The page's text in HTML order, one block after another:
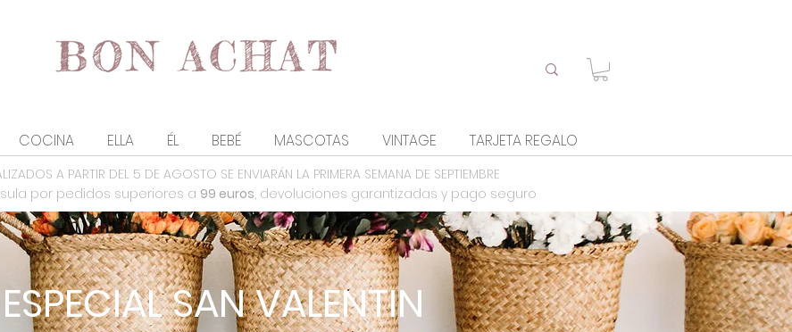
COCINA ELLA ÉL BEBÉ MASCOTAS VINTAGE TARJETA REGALO
A PARTIR DEL 5 DE AGOSTO SE ENVIARÁN LA PRIMERA SEMANA DE SEPTIEMBRE
por pedidos superiores a 99 euros, devoluciones garantizadas y pago seguro
ESPECIAL SAN VALENTIN